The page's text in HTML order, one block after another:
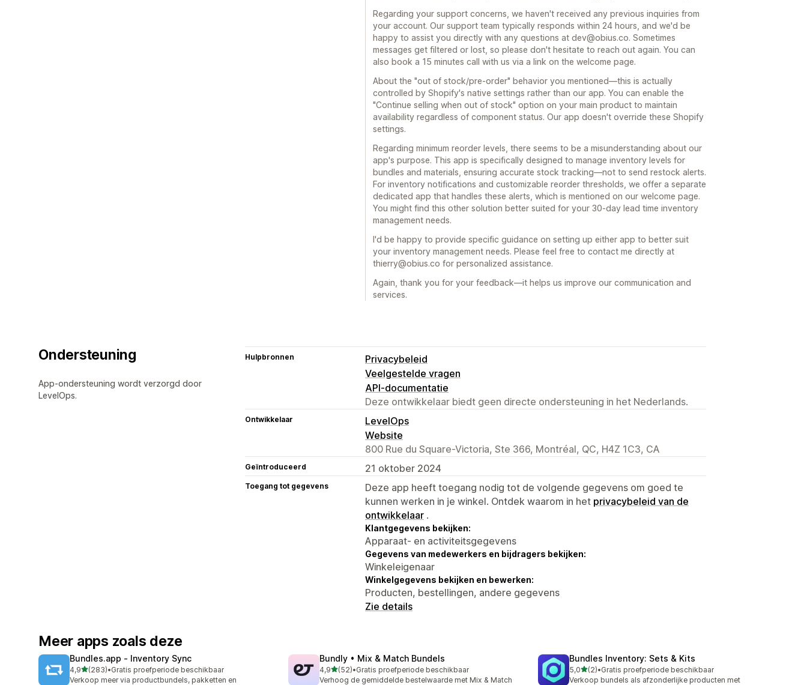
Regarding your support concerns, we haven't received any previous inquiries from
your account. Our support team typically responds within 24 hours, and we'd be
happy to assist you directly with any questions at dev@obius.co. Sometimes
messages get filtered or lost, so please don't hesitate to reach out again. You can
also book a 15 minutes call with us via a link on the welcome page.
About the "out of stock/pre-order" behavior you mentioned—this is actually
controlled by Shopify's native settings rather than our app. You can enable the
"Continue selling when out of stock" option on your main product to maintain
availability regardless of component status. Our app doesn't override these Shopify
settings.
Regarding minimum reorder levels, there seems to be a misunderstanding about our
app's purpose. This app is specifically designed to manage inventory levels for
bundles and materials, ensuring accurate stock tracking—not to send restock alerts.
For inventory notifications and customizable reorder thresholds, we offer a separate
dedicated app that handles these alerts, which is mentioned on our welcome page.
You might find this other solution better suited for your 30-day lead time inventory
management needs.
I'd be happy to provide specific guidance on setting up either app to better suit
your inventory management needs. Please feel free to contact me directly at
thierry@obius.co for personalized assistance.
Again, thank you for your feedback—it helps us improve our communication and
services.
Ondersteuning
App-ondersteuning wordt verzorgd door
LevelOps.
Hulpbronnen
Privacybeleid
Veelgestelde vragen
API-documentatie
Deze ontwikkelaar biedt geen directe ondersteuning in het Nederlands.
Ontwikkelaar
LevelOps
Website
800 Rue du Square-Victoria, Ste 366, Montréal, QC, H4Z 1C3, CA
Geïntroduceerd 21 oktober 2024
Toegang tot gegevens
Deze app heeft toegang nodig tot de volgende gegevens om goed te
kunnen werken in je winkel. Ontdek waarom in het privacybeleid van de
ontwikkelaar .
Klantgegevens bekijken:
Apparaat- en activiteitsgegevens
Gegevens van medewerkers en bijdragers bekijken:
Winkeleigenaar
Winkelgegevens bekijken en bewerken:
Producten, bestellingen, andere gegevens
Zie details
Meer apps zoals deze
Bundles.app ‑ Inventory Sync
4,9van 5 sterren
(283)
283 recensies in totaal
•Gratis proefperiode beschikbaar
Verkoop meer via productbundels, pakketten en
Bundly • Mix & Match Bundels
4,9van 5 sterren
(52)
52 recensies in totaal
•Gratis proefperiode beschikbaar
Verhoog de gemiddelde bestelwaarde met Mix & Match
Bundles Inventory: Sets & Kits
5,0van 5 sterren
(2)
2 recensies in totaal
•Gratis proefperiode beschikbaar
Verkoop bundels als afzonderlijke producten met